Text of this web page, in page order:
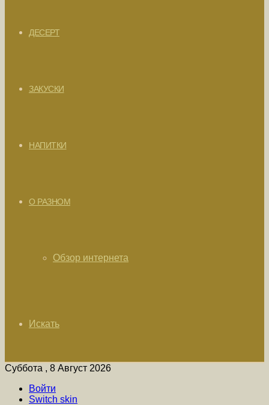
ДЕСЕРТ
ЗАКУСКИ
НАПИТКИ
О РАЗНОМ
Обзор интернета
Искать
Суббота , 8 Август 2026
Войти
Switch skin